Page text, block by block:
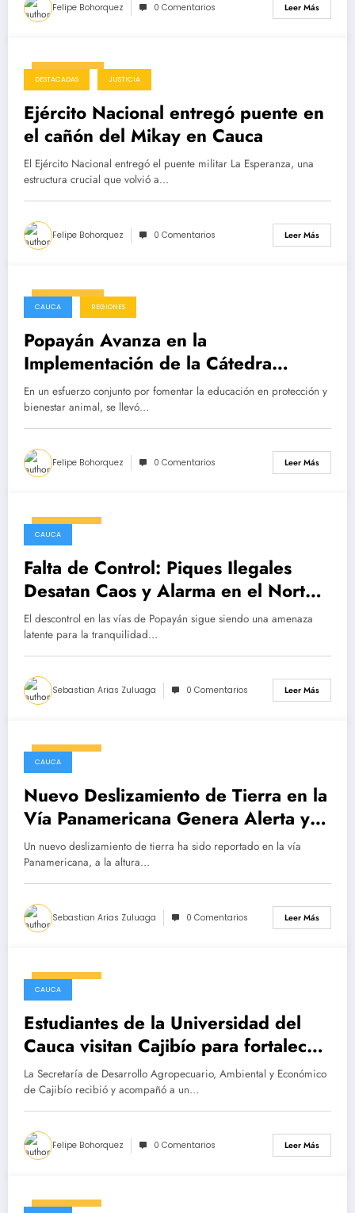
Felipe Bohorquez 0 Comentarios Leer Más
DESTACADAS JUSTICIA
Ejército Nacional entregó puente en
el cañón del Mikay en Cauca
El Ejército Nacional entregó el puente militar La Esperanza, una
estructura crucial que volvió a…
Felipe Bohorquez 0 Comentarios Leer Más
CAUCA REGIONES
Popayán Avanza en la
Implementación de la Cátedra
Animalista en Instituciones
Educativas
En un esfuerzo conjunto por fomentar la educación en protección y
bienestar animal, se llevó…
Felipe Bohorquez 0 Comentarios Leer Más
CAUCA
Falta de Control: Piques Ilegales
Desatan Caos y Alarma en el Norte
de Popayán
El descontrol en las vías de Popayán sigue siendo una amenaza
latente para la tranquilidad…
Sebastian Arias Zuluaga 0 Comentarios Leer Más
CAUCA
Nuevo Deslizamiento de Tierra en la
Vía Panamericana Genera Alerta y
Precaución
Un nuevo deslizamiento de tierra ha sido reportado en la vía
Panamericana, a la altura…
Sebastian Arias Zuluaga 0 Comentarios Leer Más
CAUCA
Estudiantes de la Universidad del
Cauca visitan Cajibío para fortalecer
su aprendizaje académico
La Secretaría de Desarrollo Agropecuario, Ambiental y Económico
de Cajibío recibió y acompañó a un…
Felipe Bohorquez 0 Comentarios Leer Más